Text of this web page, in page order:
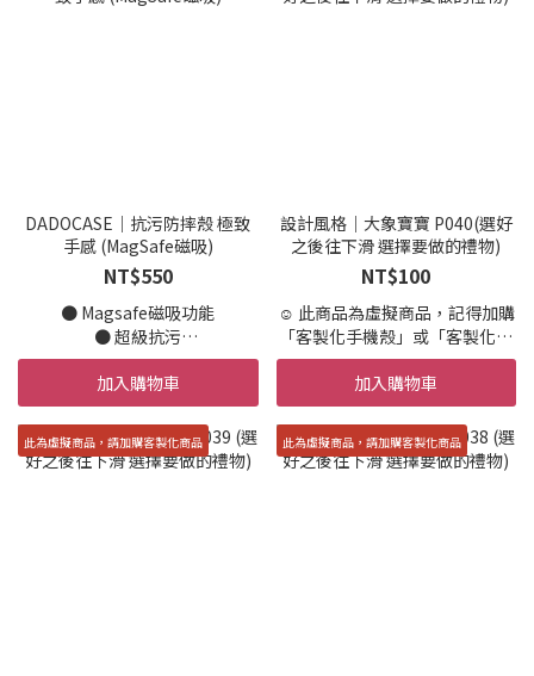
DADOCASE｜抗污防摔殼 極致
手感 (MagSafe磁吸)
NT$550
● Magsafe磁吸功能
● 超級抗污
● 防摔吸震 軟硅膠材質
● 手感舒適 親膚材質
加入購物車
設計風格｜大象寶寶 P040(選好
之後往下滑 選擇要做的禮物)
NT$100
☺️ 此商品為虛擬商品，記得加購
「客製化手機殼」或「客製化商
品」才會製作實體商品唷。
☺️ 設計+印製 到寄出時間約 10-
15天 (不含假日,請提早預訂唷)
☺️ 急件7天內印製＋繪製寄出(不
含國定假日)
加入購物車
此為虛擬商品，請加購客製化商品 此為虛擬商品，請加購客製化商品